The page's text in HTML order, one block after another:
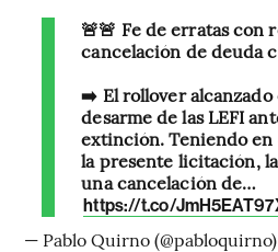
🚨🚨 Fe de erratas con
cancelación de deuda
➡️ El rollover
desarme de las LEFI
extinción. Teniendo
la presente licitación,
una cancelación de…
https://t.co/
— Pablo Quirno (@pabloquirno)